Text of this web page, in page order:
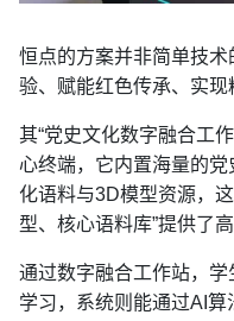
恒点的方案并非简单技
验、赋能红色传承、实现
其“党史文化数字融合工
心终端，它内置海量的
化语料与3D模型资源，
型、核心语料库”提供了
通过数字融合工作站，
学习，系统则能通过AI